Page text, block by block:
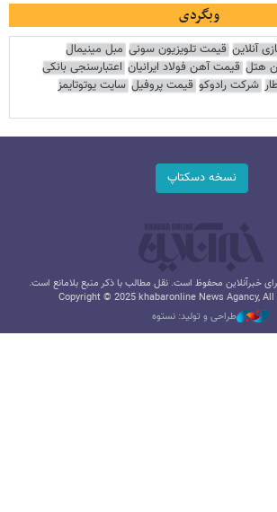
وبگردی
آنلاین قیمت تلویزیون سونی مبل مینیمال
هتل قیمت آهن فولاد ایرانیان اعتبارسنجی بانکی
شرکت رادوکو قیمت پروفیل سایت یوتوتایمز
نسخه دسکتاپ
خبرآنلاین محفوظ است. نقل مطالب با ذکر منبع بلامانع است.
Copyright © 2025 khabaronline News Agancy,
طراحی و تولید: نستوه